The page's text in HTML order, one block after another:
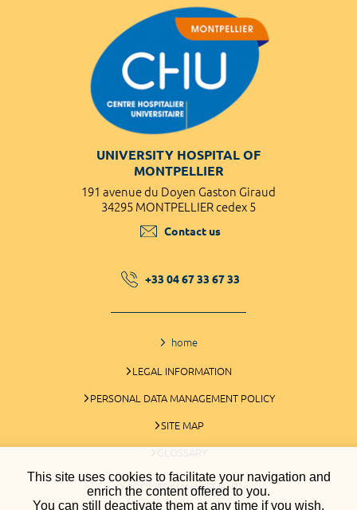
This site uses cookies to facilitate your navigation and
enrich the content offered to you.
You can still deactivate them at any time if you wish.
UNIVERSITY HOSPITAL OF
MONTPELLIER
191 avenue du Doyen Gaston Giraud
34295 MONTPELLIER cedex 5
Contact us
+33 04 67 33 67 33
home
LEGAL INFORMATION
PERSONAL DATA MANAGEMENT POLICY
SITE MAP
GLOSSARY
COOKIES MANAGEMENT